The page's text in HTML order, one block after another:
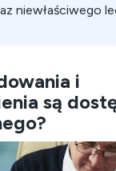
niewłaściwego
i
są